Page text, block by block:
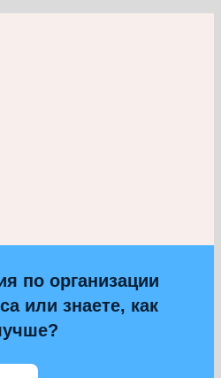
по организации
или знаете, как